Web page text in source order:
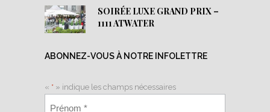
SOIRÉE LUXE GRAND PRIX –
1111 ATWATER
ABONNEZ-VOUS À NOTRE INFOLETTRE
« * » indique les champs nécessaires